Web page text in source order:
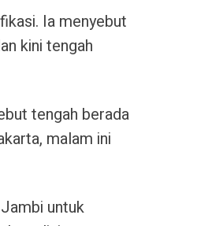
Ia menyebut
kini tengah
tengah berada
malam ini
untuk